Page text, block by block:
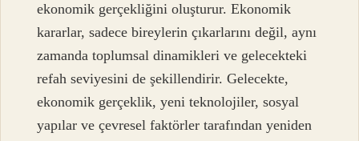
ekonomik gerçekliğini oluşturur. Ekonomik
kararlar, sadece bireylerin çıkarlarını değil, aynı
zamanda toplumsal dinamikleri ve gelecekteki
refah seviyesini de şekillendirir. Gelecekte,
ekonomik gerçeklik, yeni teknolojiler, sosyal
yapılar ve çevresel faktörler tarafından yeniden